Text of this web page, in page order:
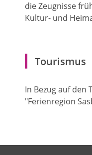
die Zeugnisse
Kultur- und
Tourismus
In Bezug auf den
"Ferienregion